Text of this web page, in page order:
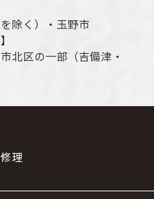
を除く）・玉野市
】
北区の一部（吉備津・
理